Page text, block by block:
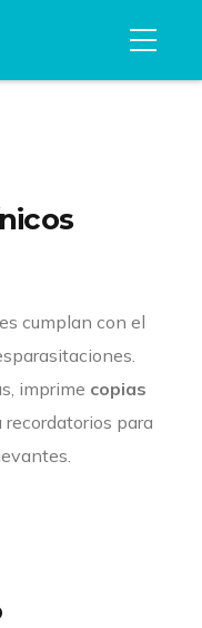
cumplan con el
imprime copias
recordatorios para